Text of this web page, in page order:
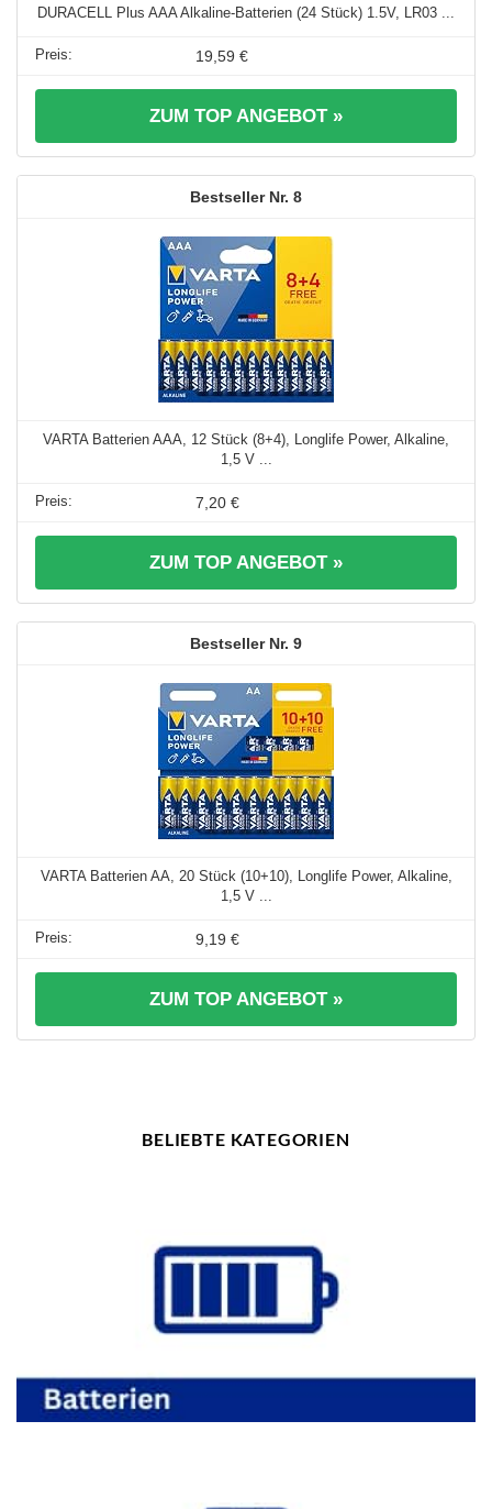
DURACELL Plus AAA Alkaline-Batterien (24 Stück) 1.5V, LR03 ...
19,59 €
ZUM TOP ANGEBOT »
8
VARTA Batterien AAA, 12 Stück (8+4), Longlife Power, Alkaline,
1,5 V ...
7,20 €
ZUM TOP ANGEBOT »
9
VARTA Batterien AA, 20 Stück (10+10), Longlife Power, Alkaline,
1,5 V ...
9,19 €
ZUM TOP ANGEBOT »
BELIEBTE KATEGORIEN